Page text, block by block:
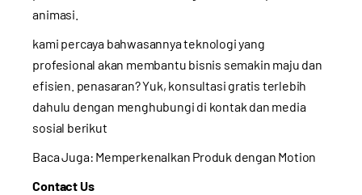
animasi.
kami percaya bahwasannya teknologi yang
profesional akan membantu bisnis semakin maju dan
efisien. penasaran? Yuk, konsultasi gratis terlebih
dahulu dengan menghubungi di kontak dan media
sosial berikut
Baca Juga: Memperkenalkan Produk dengan Motion
Contact Us